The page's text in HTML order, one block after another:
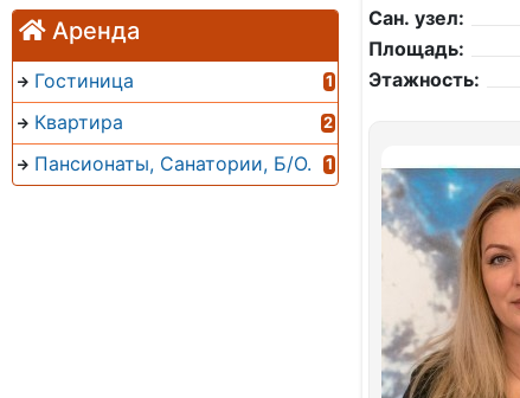
Аренда
Гостиница 1
Квартира 2
Пансионаты, Санатории, Б/О. 1
Сан. узел:
Площадь:
Этажность: